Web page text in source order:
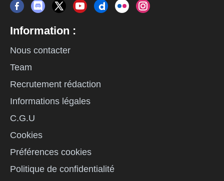
Information :
Nous contacter
Team
Recrutement rédaction
Informations légales
C.G.U
Cookies
Préférences cookies
Politique de confidentialité